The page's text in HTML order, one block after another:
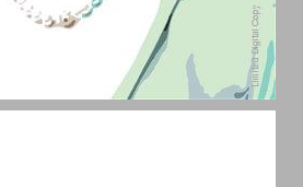
אם וארץ: רשמים מבית אבא ומבית הנשיא ... 0